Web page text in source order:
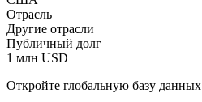
Отрасль
Другие отрасли
Публичный долг
1 млн USD
Откройте глобальную базу данных